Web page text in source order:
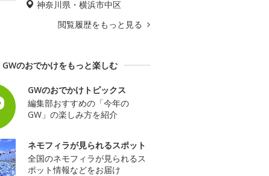
神奈川県・横浜市中区
閲覧履歴をもっと見る
GWのおでかけをもっと楽しむ
GWのおでかけトピックス
編集部おすすめの「今年の
GW」の楽しみ方を紹介
ネモフィラが見られるスポット
全国のネモフィラが見られるス
ポット情報などをお届け